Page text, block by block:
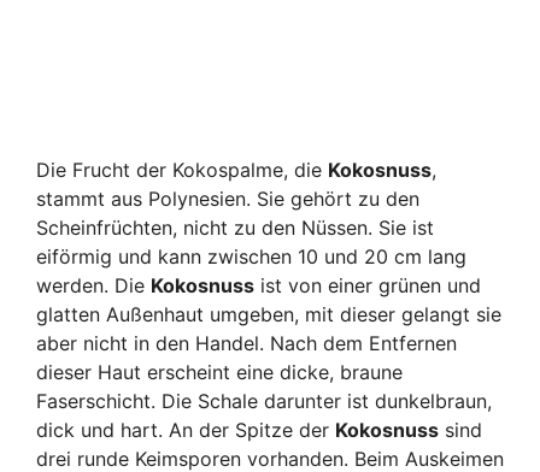
Die Frucht der Kokospalme, die Kokosnuss,
stammt aus Polynesien. Sie gehört zu den
Scheinfrüchten, nicht zu den Nüssen. Sie ist
eiförmig und kann zwischen 10 und 20 cm lang
werden. Die Kokosnuss ist von einer grünen und
glatten Außenhaut umgeben, mit dieser gelangt sie
aber nicht in den Handel. Nach dem Entfernen
dieser Haut erscheint eine dicke, braune
Faserschicht. Die Schale darunter ist dunkelbraun,
dick und hart. An der Spitze der Kokosnuss sind
drei runde Keimsporen vorhanden. Beim Auskeimen